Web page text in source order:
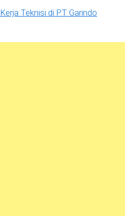
Teknisi di PT Garindo